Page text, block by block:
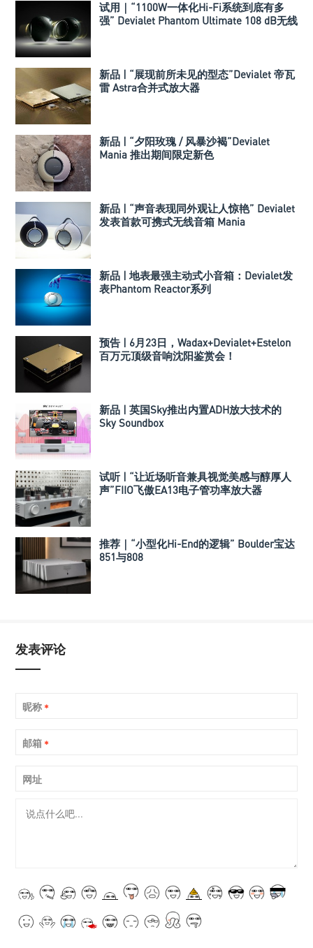
试用｜“1100W一体化Hi-Fi系统到底有多
强” Devialet Phantom Ultimate 108 dB无线
新品 | “展现前所未见的型态”Devialet 帝瓦
雷 Astra合并式放大器
新品 | “夕阳玫瑰 / 风暴沙褐”Devialet
Mania 推出期间限定新色
新品 | “声音表现同外观让人惊艳” Devialet
发表首款可携式无线音箱 Mania
新品 | 地表最强主动式小音箱：Devialet发
表Phantom Reactor系列
预告 | 6月23日，Wadax+Devialet+Estelon
百万元顶级音响沈阳鉴赏会！
新品 | 英国Sky推出内置ADH放大技术的
Sky Soundbox
试听 | “让近场听音兼具视觉美感与醇厚人
声”FIIO飞傲EA13电子管功率放大器
推荐｜“小型化Hi-End的逻辑” Boulder宝达
851与808
发表评论
昵称 *
邮箱 *
网址